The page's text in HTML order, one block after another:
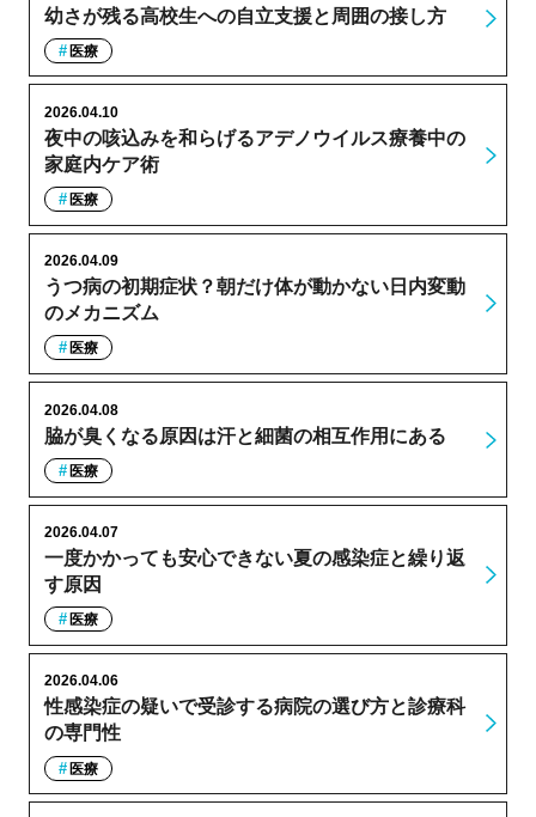
幼さが残る高校生への自立支援と周囲の接し方
医療
夜中の咳込みを和らげるアデノウイルス療養中の
家庭内ケア術
2026.04.10
医療
うつ病の初期症状？朝だけ体が動かない日内変動
のメカニズム
2026.04.09
医療
脇が臭くなる原因は汗と細菌の相互作用にある
2026.04.08
医療
一度かかっても安心できない夏の感染症と繰り返
す原因
2026.04.07
医療
性感染症の疑いで受診する病院の選び方と診療科
の専門性
2026.04.06
医療